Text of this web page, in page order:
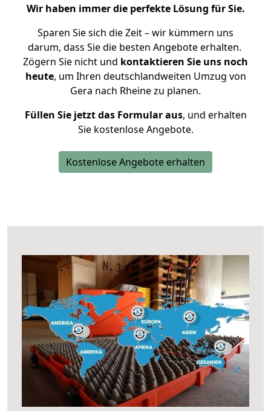
Wir haben immer die perfekte Lösung für Sie.
Sparen Sie sich die Zeit – wir kümmern uns
darum, dass Sie die besten Angebote erhalten.
Zögern Sie nicht und kontaktieren Sie uns noch
heute, um Ihren deutschlandweiten Umzug von
Gera nach Rheine zu planen.
Füllen Sie jetzt das Formular aus, und erhalten
Sie kostenlose Angebote.
Kostenlose Angebote erhalten